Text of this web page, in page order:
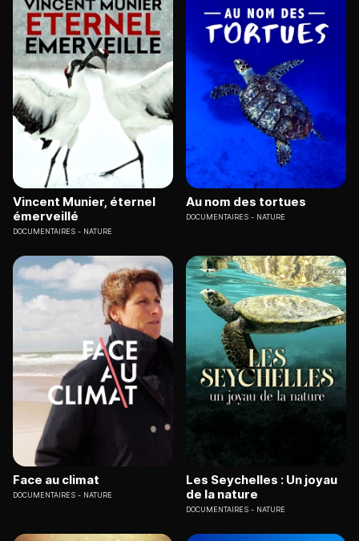
Vincent Munier, éternel
émerveillé
DOCUMENTAIRES NATURE
Au nom des tortues
DOCUMENTAIRES NATURE
Face au climat
DOCUMENTAIRES NATURE
Les Seychelles : Un joyau
de la nature
DOCUMENTAIRES NATURE